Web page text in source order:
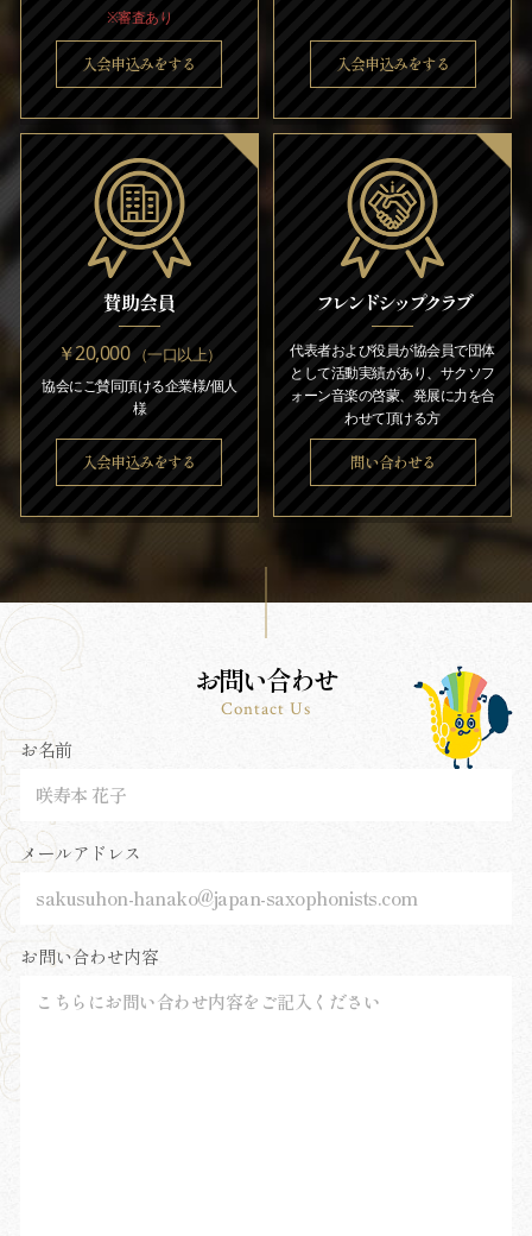
※審査あり
入会申込みをする 入会申込みをする
賛助会員
￥20,000（一口以上）
協会にご賛同頂ける企業様/個人
様
入会申込みをする
フレンドシップクラブ
代表者および役員が協会員で団体
として活動実績があり、サクソフ
ォーン音楽の啓蒙、発展に力を合
わせて頂ける方
問い合わせる
お問い合わせ
Contact Us
お名前
メールアドレス
お問い合わせ内容